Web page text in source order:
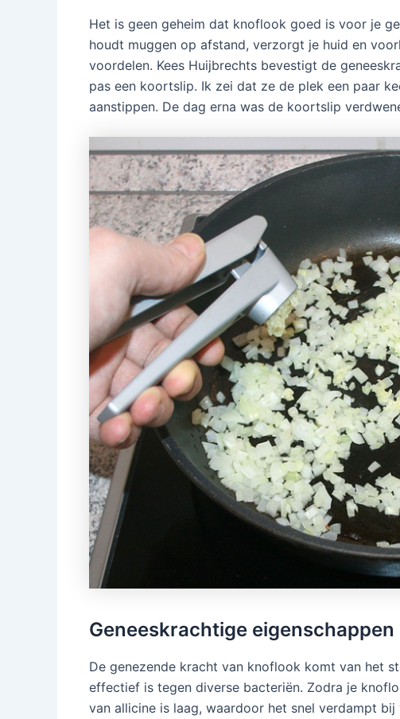
Het is geen geheim dat knoflook goed is voor je
houdt muggen op afstand, verzorgt je huid en
voordelen. Kees Huijbrechts bevestigt de
pas een koortslip. Ik zei dat ze de plek een paar
aanstippen. De dag erna was de koortslip
Geneeskrachtige eigenschappen
De genezende kracht van knoflook komt van het
effectief is tegen diverse bacteriën. Zodra je
van allicine is laag, waardoor het snel verdampt